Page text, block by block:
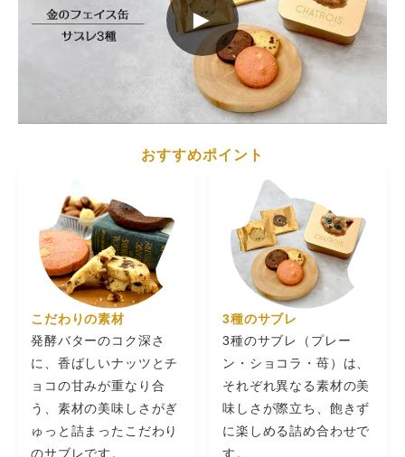
期
発送日時点で20日以上ある商品をお送りいたします。
法
直射日光、高温多湿を避け冷暗所で保存
►
おすすめポイント
こだわりの素材
発酵バターのコク深さ
に、香ばしいナッツとチ
ョコの甘みが重なり合
う、素材の美味しさがぎ
ゅっと詰まったこだわり
のサブレです。
3種のサブレ
3種のサブレ（プレー
ン・ショコラ・苺）は、
それぞれ異なる素材の美
味しさが際立ち、飽きず
に楽しめる詰め合わせで
す。